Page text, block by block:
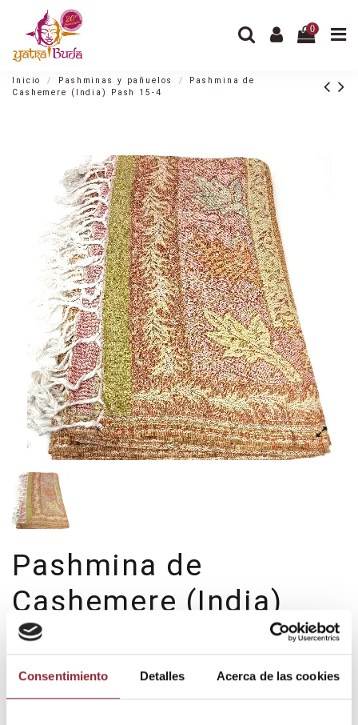
Consentimiento Detalles Acerca de las cookies
0
Inicio Pashminas y pañuelos
Pashmina de
Cashemere (India) Pash 15-4
Pashmina de
Cashemere (India)
Pash 15-4
25,00 €
Impuestos incluidos